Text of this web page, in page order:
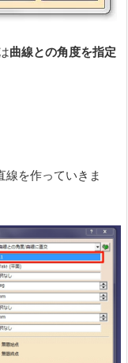
曲線との角度を指定
線を作っていきま